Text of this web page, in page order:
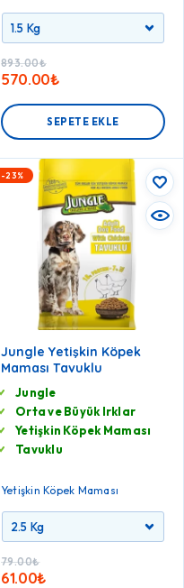
893.00₺
570.00₺
SEPETE EKLE
-23%
Jungle Yetişkin Köpek
Maması Tavuklu
Jungle
Orta ve Büyük Irklar
Yetişkin Köpek Maması
Tavuklu
Yetişkin Köpek Maması
79.00₺
61.00₺